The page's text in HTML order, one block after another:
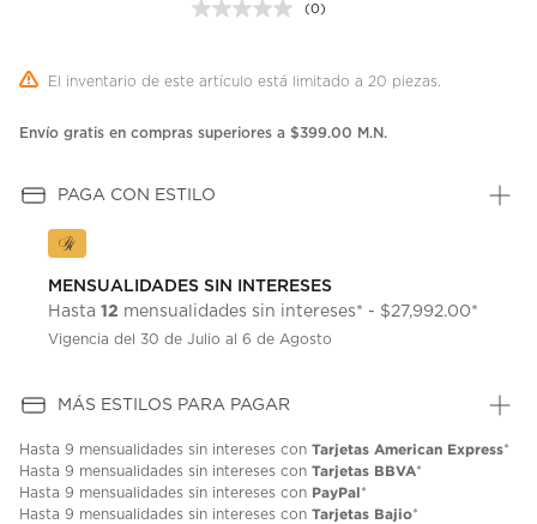
Sin
en
página.
(0)
El inventario de este artículo está limitado a 20 piezas.
Envío gratis en compras superiores a $399.00 M.N.
PAGA CON ESTILO
MENSUALIDADES SIN INTERESES
Hasta 12 mensualidades sin intereses* - $27,992.00*
Vigencia del 30 de Julio al 6 de Agosto
MÁS ESTILOS PARA PAGAR
Hasta 9 mensualidades sin intereses con Tarjetas American Express*
Hasta 9 mensualidades sin intereses con Tarjetas BBVA*
Hasta 9 mensualidades sin intereses con PayPal*
Hasta 9 mensualidades sin intereses con Tarjetas Bajio*